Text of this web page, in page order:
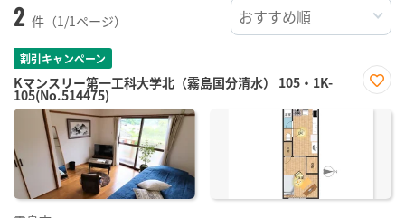
2 件（1/1ページ）
割引キャンペーン
Kマンスリー第一工科大学北（霧島国分清水） 105・1K-
105(No.514475)
に入